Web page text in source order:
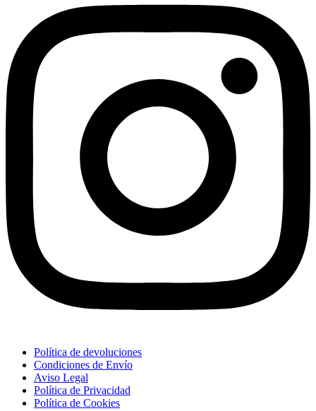
Política de devoluciones
Condiciones de Envío
Aviso Legal
Política de Privacidad
Política de Cookies